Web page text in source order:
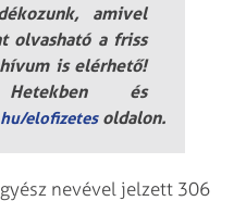
amivel
olvasható a friss
is elérhető!
és
elofizetesoldalon.
nevével jelzett 306